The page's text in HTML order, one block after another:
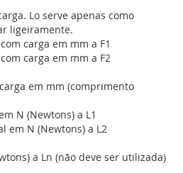
Lo serve apenas como
ligeiramente.
carga em mm a F1
carga em mm a F2
em mm (comprimento
N (Newtons) a L1
em N (Newtons) a L2
a Ln (não deve ser utilizada)